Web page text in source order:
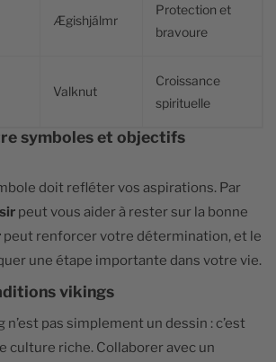
Ægishjálmr
Protection et
bravoure
Valknut
Croissance
spirituelle
symboles et objectifs
doit refléter vos aspirations. Par
peut vous aider à rester sur la bonne
peut renforcer votre détermination, et le
une étape importante dans votre vie.
vikings
pas simplement un dessin : c’est
culture riche. Collaborer avec un